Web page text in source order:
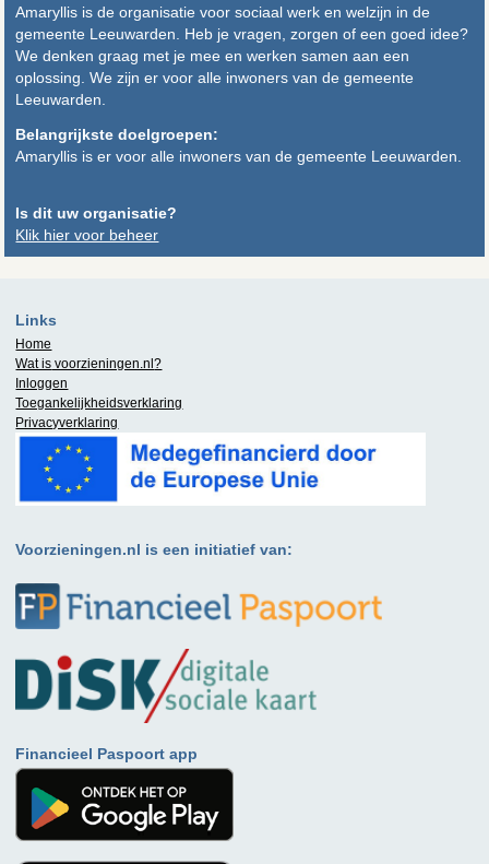
Amaryllis is de organisatie voor sociaal werk en welzijn in de
gemeente Leeuwarden. Heb je vragen, zorgen of een goed idee?
We denken graag met je mee en werken samen aan een
oplossing. We zijn er voor alle inwoners van de gemeente
Leeuwarden.
Belangrijkste doelgroepen:
Amaryllis is er voor alle inwoners van de gemeente Leeuwarden.
Is dit uw organisatie?
Klik hier voor beheer
Links
Home
Wat is voorzieningen.nl?
Inloggen
Toegankelijkheidsverklaring
Privacyverklaring
Voorzieningen.nl is een initiatief van:
Financieel Paspoort app